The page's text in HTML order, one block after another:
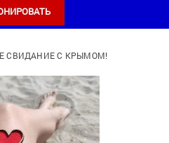
СВИДАНИЕ С КРЫМОМ!